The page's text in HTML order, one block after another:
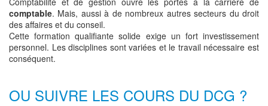
comptable. Mais, aussi à de nombreux autres secteurs du droit
des affaires et du conseil.
Cette formation qualifiante solide exige un fort investissement
personnel. Les disciplines sont variées et le travail nécessaire est
conséquent.
OU SUIVRE LES COURS DU DCG ?